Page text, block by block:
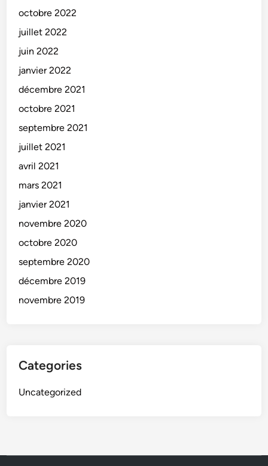
octobre 2022
juillet 2022
juin 2022
janvier 2022
décembre 2021
octobre 2021
septembre 2021
juillet 2021
avril 2021
mars 2021
janvier 2021
novembre 2020
octobre 2020
septembre 2020
décembre 2019
novembre 2019
Categories
Uncategorized